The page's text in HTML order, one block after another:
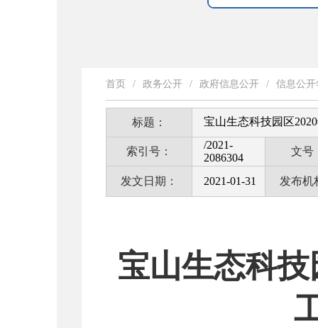
首页 / 政务公开 / 政府信息公开 / 信息公
标题： 宝山生态科技园区
索引号：
/2021-
2086304
文号
发文日期： 2021-01-31 发布机
宝山生态科